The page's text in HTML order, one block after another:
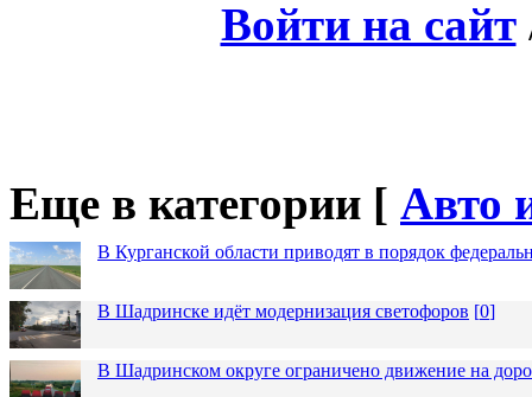
Войти на сайт
Еще в категории [ Авто
В Курганской области приводят в порядок
В Шадринске идёт модернизация светофоров [0]
В Шадринском округе ограничено движение на